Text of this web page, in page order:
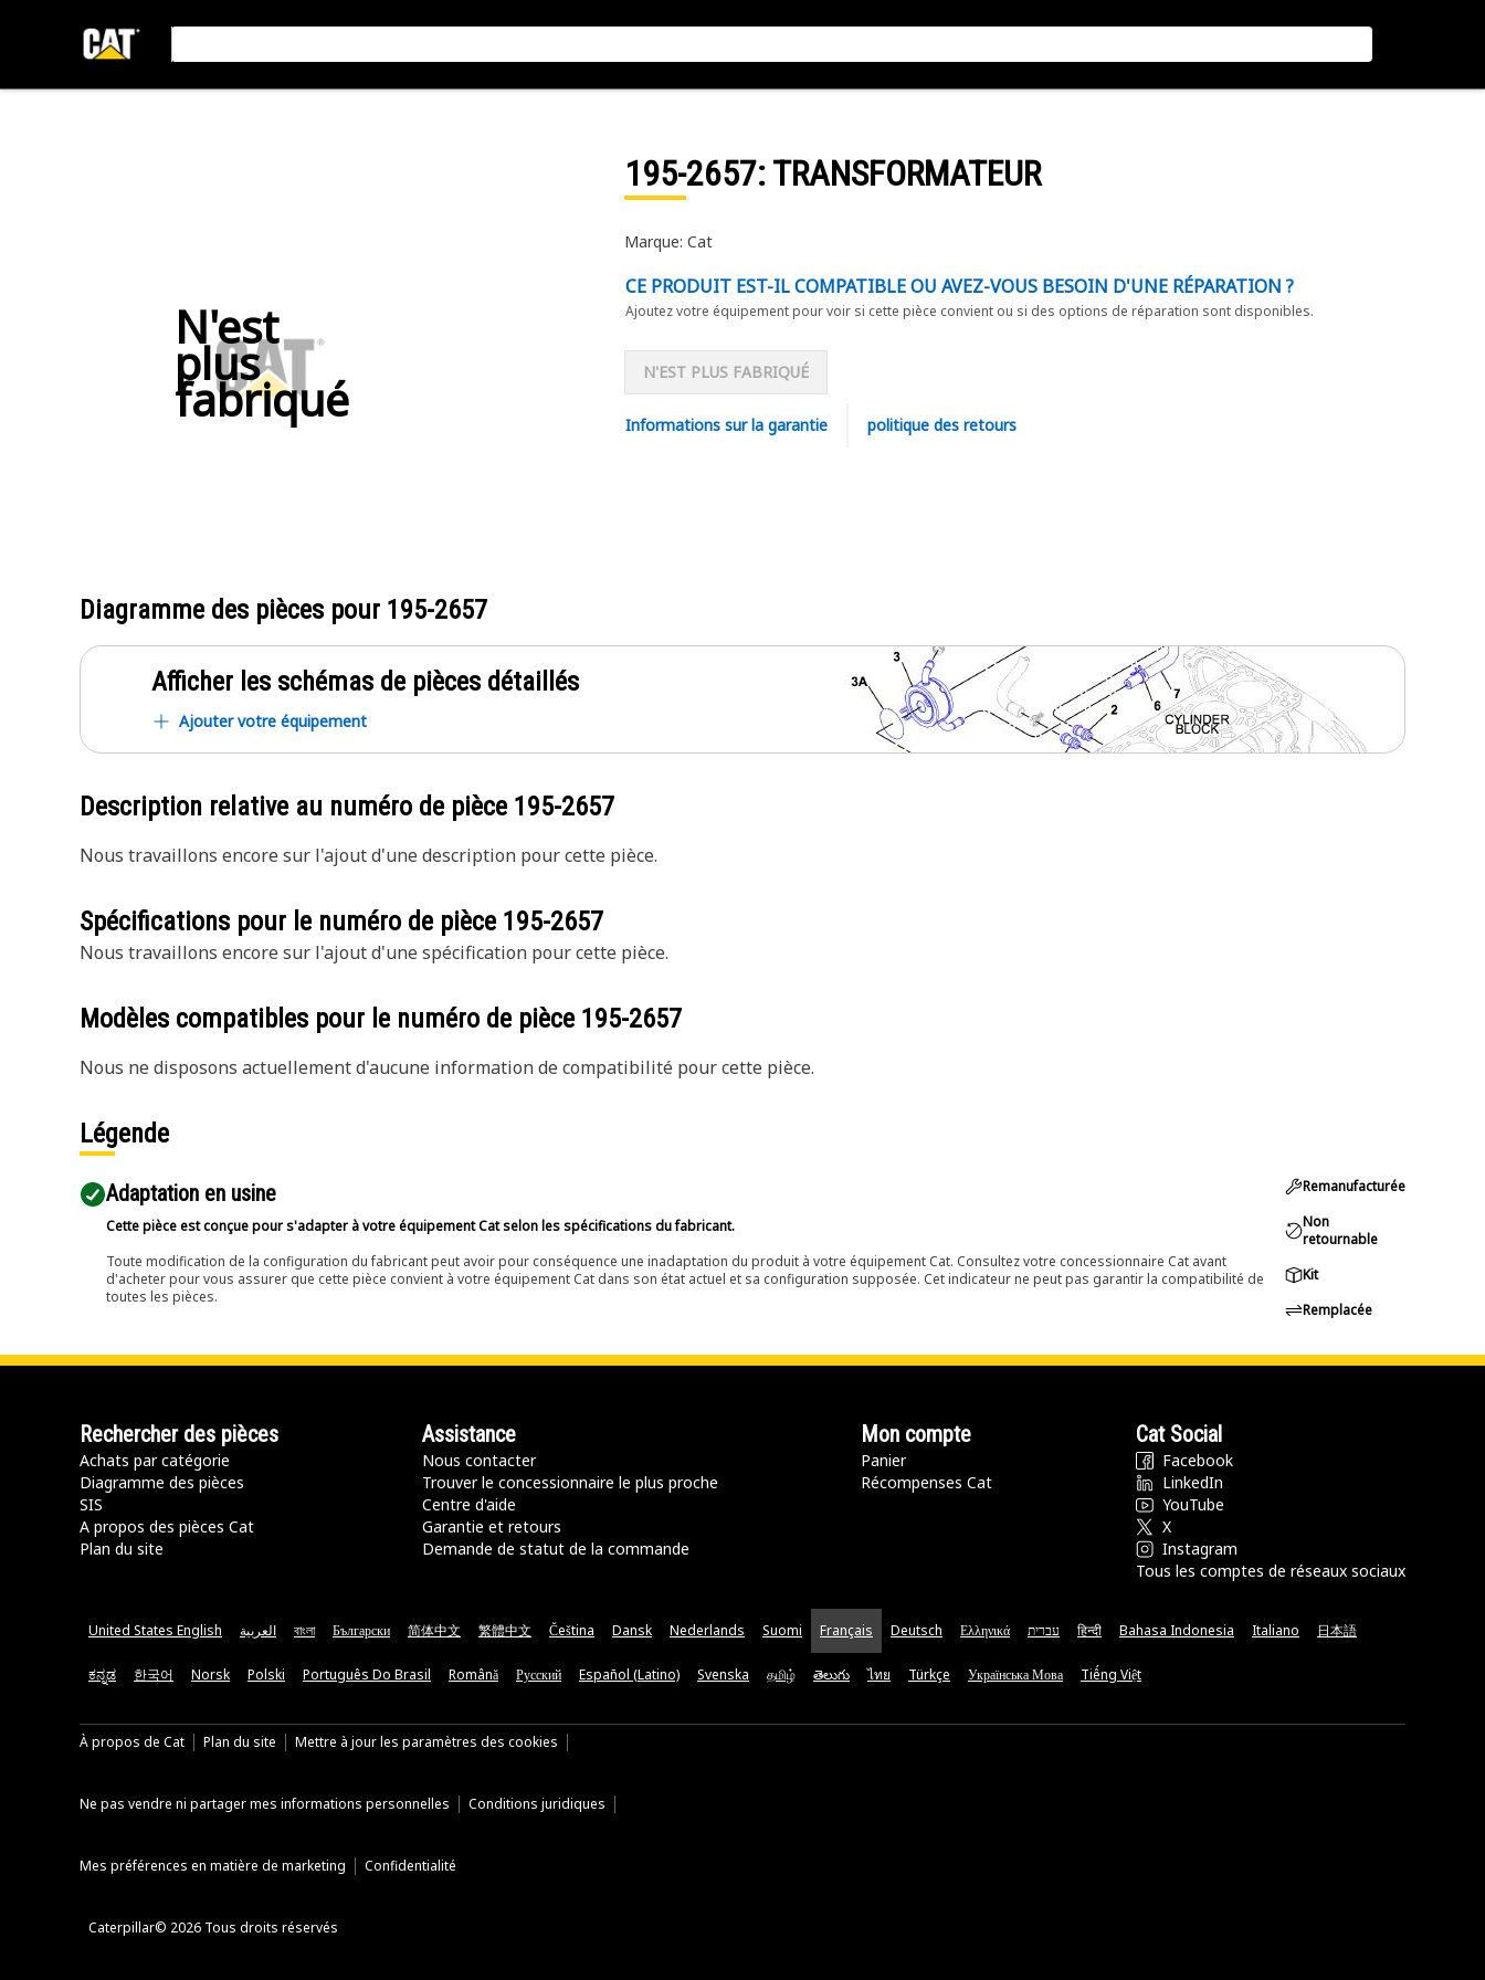
N'est
plus
fabriqué
195-2657: TRANSFORMATEUR
Marque: Cat
CE PRODUIT EST-IL COMPATIBLE OU AVEZ-VOUS BESOIN D'UNE RÉPARATION ?
Ajoutez votre équipement pour voir si cette pièce convient ou si des options de réparation sont disponibles.
N'EST PLUS FABRIQUÉ
Informations sur la garantie politique des retours
Diagramme des pièces pour 195-2657
Afficher les schémas de pièces détaillés
Ajouter votre équipement
Description relative au numéro de pièce 195-2657
Nous travaillons encore sur l'ajout d'une description pour cette pièce.
Spécifications pour le numéro de pièce 195-2657
Nous travaillons encore sur l'ajout d'une spécification pour cette pièce.
Modèles compatibles pour le numéro de pièce 195-2657
Nous ne disposons actuellement d'aucune information de compatibilité pour cette pièce.
Légende
Adaptation en usine
Cette pièce est conçue pour s'adapter à votre équipement Cat selon les spécifications du fabricant.
Toute modification de la configuration du fabricant peut avoir pour conséquence une inadaptation du produit à votre équipement Cat. Consultez votre concessionnaire Cat avant
d'acheter pour vous assurer que cette pièce convient à votre équipement Cat dans son état actuel et sa configuration supposée. Cet indicateur ne peut pas garantir la compatibilité de
toutes les pièces.
Remanufacturée
Non
retournable
Kit
Remplacée
Rechercher des pièces
Achats par catégorie
Diagramme des pièces
SIS
A propos des pièces Cat
Plan du site
Assistance
Nous contacter
Trouver le concessionnaire le plus proche
Centre d'aide
Garantie et retours
Demande de statut de la commande
Mon compte
Panier
Récompenses Cat
Cat Social
Facebook
LinkedIn
YouTube
X
Instagram
Tous les comptes de réseaux sociaux
United States English العربية বাংলা Български 简体中文 繁體中文 Čeština Dansk Nederlands Suomi Français Deutsch Ελληνικά עברית हिन्दी Bahasa Indonesia Italiano 日本語
ಕನ್ನಡ 한국어 Norsk Polski Português Do Brasil Română Русский Español (Latino) Svenska தமிழ் తెలుగు ไทย Türkçe Українська Мова Tiếng Việt
À propos de Cat Plan du site Mettre à jour les paramètres des cookies
Ne pas vendre ni partager mes informations personnelles Conditions juridiques
Mes préférences en matière de marketing Confidentialité
Caterpillar© 2026 Tous droits réservés